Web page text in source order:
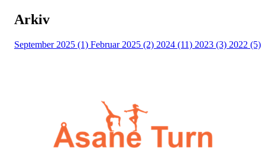
Arkiv
September 2025 (1) Februar 2025 (2) 2024 (11) 2023 (3) 2022 (5)